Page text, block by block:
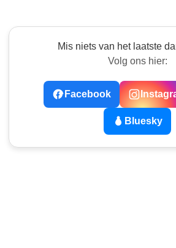
Mis niets van het laatste
Volg ons hier:
Facebook
Bluesky